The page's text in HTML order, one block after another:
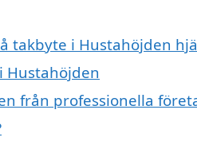
takbyte i Hustahöjden
Hustahöjden
från professionella